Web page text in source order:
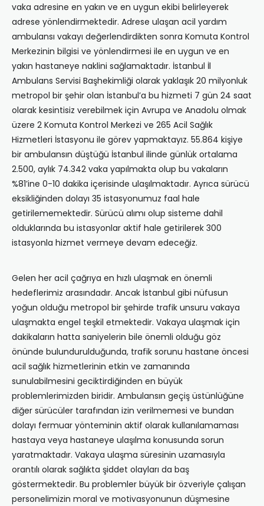
vaka adresine en yakın ve en uygun ekibi belirleyerek
adrese yönlendirmektedir. Adrese ulaşan acil yardım
ambulansı vakayı değerlendirdikten sonra Komuta Kontrol
Merkezinin bilgisi ve yönlendirmesi ile en uygun ve en
yakın hastaneye naklini sağlamaktadır. İstanbul İl
Ambulans Servisi Başhekimliği olarak yaklaşık 20 milyonluk
metropol bir şehir olan İstanbul’a bu hizmeti 7 gün 24 saat
olarak kesintisiz verebilmek için Avrupa ve Anadolu olmak
üzere 2 Komuta Kontrol Merkezi ve 265 Acil Sağlık
Hizmetleri İstasyonu ile görev yapmaktayız. 55.864 kişiye
bir ambulansın düştüğü İstanbul ilinde günlük ortalama
2.500, aylık 74.342 vaka yapılmakta olup bu vakaların
%81’ine 0-10 dakika içerisinde ulaşılmaktadır. Ayrıca sürücü
eksikliğinden dolayı 35 istasyonumuz faal hale
getirilememektedir. Sürücü alımı olup sisteme dahil
olduklarında bu istasyonlar aktif hale getirilerek 300
istasyonla hizmet vermeye devam edeceğiz.
Gelen her acil çağrıya en hızlı ulaşmak en önemli
hedeflerimiz arasındadır. Ancak İstanbul gibi nüfusun
yoğun olduğu metropol bir şehirde trafik unsuru vakaya
ulaşmakta engel teşkil etmektedir. Vakaya ulaşmak için
dakikaların hatta saniyelerin bile önemli olduğu göz
önünde bulundurulduğunda, trafik sorunu hastane öncesi
acil sağlık hizmetlerinin etkin ve zamanında
sunulabilmesini geciktirdiğinden en büyük
problemlerimizden biridir. Ambulansın geçiş üstünlüğüne
diğer sürücüler tarafından izin verilmemesi ve bundan
dolayı fermuar yönteminin aktif olarak kullanılamaması
hastaya veya hastaneye ulaşılma konusunda sorun
yaratmaktadır. Vakaya ulaşma süresinin uzamasıyla
orantılı olarak sağlıkta şiddet olayları da baş
göstermektedir. Bu problemler büyük bir özveriyle çalışan
personelimizin moral ve motivasyonunun düşmesine